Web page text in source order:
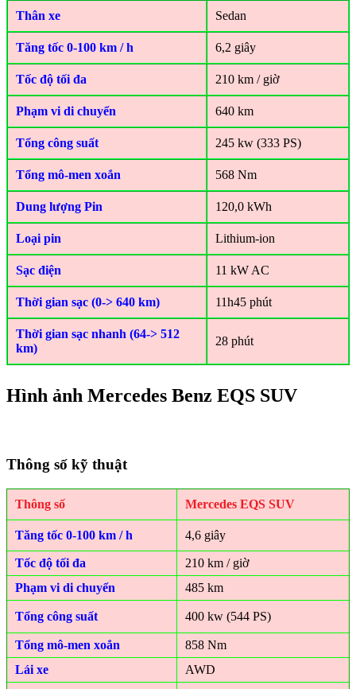
Thân xe Sedan
Tăng tốc 0-100 km / h 6,2 giây
Tốc độ tối đa 210 km / giờ
Phạm vi di chuyển 640 km
Tổng công suất 245 kw (333 PS)
Tổng mô-men xoắn 568 Nm
Dung lượng Pin 120,0 kWh
Loại pin Lithium-ion
Sạc điện 11 kW AC
Thời gian sạc (0-> 640 km) 11h45 phút
Thời gian sạc nhanh (64-> 512
km)
28 phút
Hình ảnh Mercedes Benz EQS SUV
Thông số kỹ thuật
Thông số Mercedes EQS SUV
Tăng tốc 0-100 km / h 4,6 giây
Tốc độ tối đa
210 km / giờ
Phạm vi di chuyển
485 km
Tổng công suất 400 kw (544 PS)
Tổng mô-men xoắn
858 Nm
Lái xe
AWD